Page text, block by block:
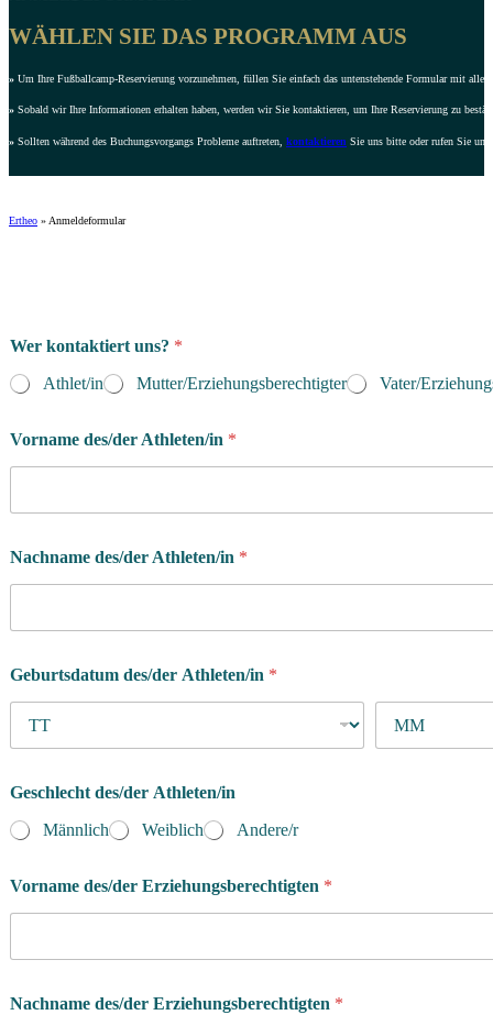
WÄHLEN SIE DAS PROGRAMM AUS
» Um Ihre Fußballcamp-Reservierung vorzunehmen, füllen Sie einfach das untenstehende Formular mit
» Sobald wir Ihre Informationen erhalten haben, werden wir Sie kontaktieren, um Ihre Reservierung zu
» Sollten während des Buchungsvorgangs Probleme auftreten, kontaktieren Sie uns bitte oder rufen Sie
Ertheo » Anmeldeformular
Wer kontaktiert uns? *
Athlet/in
Mutter/Erziehungsberechtigter Vater/
Vorname des/der Athleten/in *
Nachname des/der Athleten/in *
Geburtsdatum des/der Athleten/in *
Geschlecht des/der Athleten/in
Männlich
Weiblich Andere/r
*
i
Vorname des/der Erziehungsberechtigten *
Nachname des/der Erziehungsberechtigten *